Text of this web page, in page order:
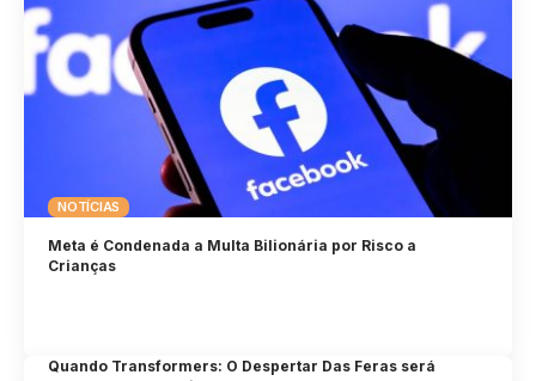
NOTÍCIAS
Meta é Condenada a Multa Bilionária por Risco a
Crianças
Quando Transformers: O Despertar Das Feras será